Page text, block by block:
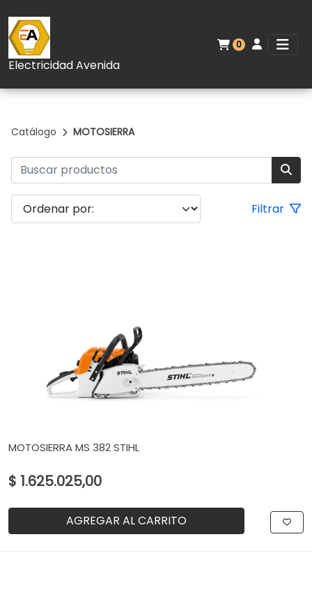
Electricidad Avenida
0
Catálogo MOTOSIERRA
Filtrar
MOTOSIERRA MS 382 STIHL
$ 1.625.025,00
AGREGAR AL CARRITO